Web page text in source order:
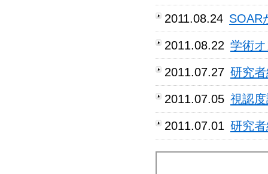
2011.08.24 SOAR
2011.08.22 学術
2011.07.27 研究
2011.07.05 視認
2011.07.01 研究